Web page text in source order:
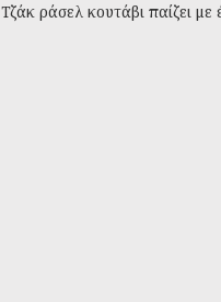
Τζάκ ράσελ κουτάβι παίζει